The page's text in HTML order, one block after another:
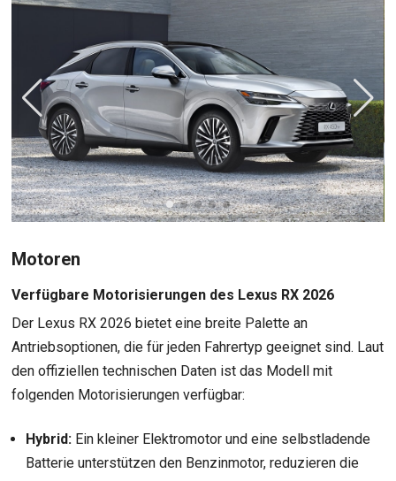
Motoren
Verfügbare Motorisierungen des Lexus RX 2026
Der Lexus RX 2026 bietet eine breite Palette an
Antriebsoptionen, die für jeden Fahrertyp geeignet sind. Laut
den offiziellen technischen Daten ist das Modell mit
folgenden Motorisierungen verfügbar:
Hybrid: Ein kleiner Elektromotor und eine selbstladende
Batterie unterstützen den Benzinmotor, reduzieren die